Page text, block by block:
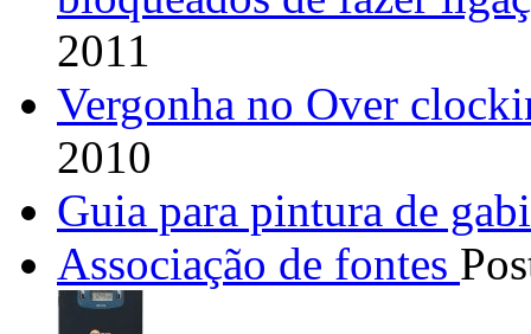
2011
Vergonha no Over
2010
Guia para pintura de
Associação de fontes